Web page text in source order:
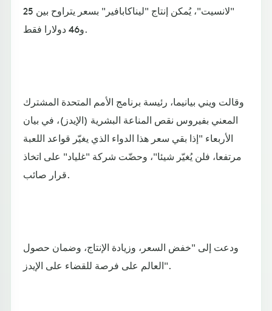
"لانسيت"، يُمكن إنتاج "ليناكابافير" بسعر يتراوح بين 25
و46 دولارا فقط.
وقالت ويني بيانيما، رئيسة برنامج الأمم المتحدة المشترك
المعني بفيروس نقص المناعة البشرية (الإيدز)، في بيان
الأربعاء "إذا بقي سعر هذا الدواء الذي يغيّر قواعد اللعبة
مرتفعا، فلن يُغيّر شيئا"، وحضّت شركة "غلياد" على اتخاذ
قرار صائب.
ودعت إلى "خفض السعر، وزيادة الإنتاج، وضمان حصول
العالم على فرصة للقضاء على الإيدز".